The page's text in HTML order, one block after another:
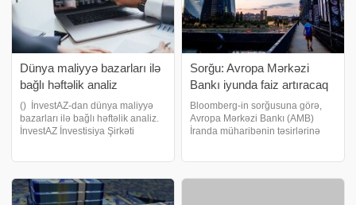
Dünya maliyyə bazarları ilə
bağlı həftəlik analiz
() İnvestAZ-dan dünya maliyyə
bazarları ilə bağlı həftəlik analiz.
İnvestAZ İnvestisiya Şirkəti
bazarlarında əsas hərəkətveric
Sorğu: Avropa Mərkəzi
Bankı iyunda faiz artıracaq
Bloomberg-in sorğusuna görə,
Avropa Mərkəzi Bankı (AMB)
İranda müharibənin təsirlərinə
gələn il faizləri yumşaltmaq